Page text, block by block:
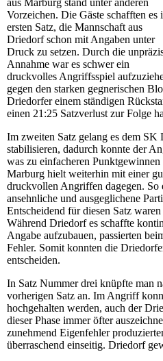
aus Marburg stand unter anderen
Vorzeichen. Die Gäste schafften es
ersten Satz, die Mannschaft aus
Driedorf schon mit Angaben unter
Druck zu setzen. Durch die
Annahme war es schwer ein
druckvolles Angriffsspiel
gegen den starken gegnerischen
Driedorfer einem ständigen
einen 21:25 Satzverlust zur Folge
Im zweiten Satz gelang es dem
stabilisieren, dadurch konnte der
was zu einfacheren
Marburg hielt weiterhin mit einer
druckvollen Angriffen dagegen. So
ansehnliche und ausgeglichene
Entscheidend für diesen Satz
Während Driedorf es schaffte
Angabe aufzubauen, passierten
Fehler. Somit konnten die
entscheiden.
In Satz Nummer drei knüpfte man
vorherigen Satz an. Im Angriff
hochgehalten werden, auch der
dieser Phase immer öfter
zunehmend Eigenfehler
überraschend einseitig. Driedorf